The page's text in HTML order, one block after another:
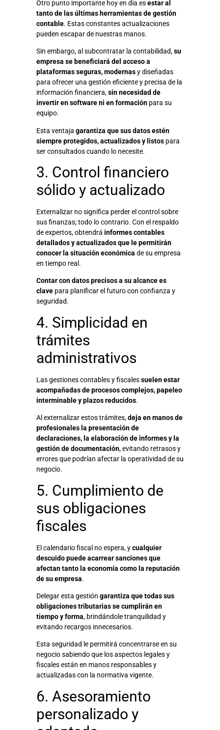
Otro punto importante hoy en dia esestar al
tanto de las últimas herramientas de gestión
contable. Estas constantes actualizaciones
pueden escapar de nuestras manos.
Sin embargo, al subcontratar la contabilidad,su
empresa se beneficiará del acceso a
plataformas seguras, modernasy diseñadas
para ofrecer una gestión eficiente y precisa de la
información financiera,sin necesidad de
invertir en software ni en formación para su
equipo.
Esta ventaja garantiza que sus datos estén
siempre protegidos, actualizados y listos para
ser consultados cuando lo necesite.
3. Control financiero
sólido y actualizado
Externalizar no significa perder el control sobre
sus finanzas; todo lo contrario. Con el respaldo
de expertos, obtendrá informes contables
detallados y actualizadosque le permitirán
conocer la situación económica de su empresa
en tiempo real.
Contar con datos precisos a su alcance es
clave para planificar el futuro con confianza y
seguridad.
4. Simplicidad en
trámites
administrativos
Las gestiones contables y fiscalessuelen estar
acompañadas de procesos complejos, papeleo
interminable y plazos reducidos.
Al externalizar estos trámites,deja en manos de
profesionales la presentación de
declaraciones, la elaboración de informes y la
gestión de documentación, evitando retrasos y
errores que podrían afectar la operatividad de su
negocio.
5. Cumplimiento de
sus obligaciones
fiscales
El calendario fiscal no espera, ycualquier
descuido puede acarrear sanciones que
afectan tanto la economía como la reputación
de su empresa.
Delegar esta gestión garantiza que todas sus
obligaciones tributarias se cumplirán en
tiempo y forma, brindándole tranquilidad y
evitando recargos innecesarios.
Esta seguridad le permitirá concentrarse en su
negocio sabiendo que los aspectos legales y
fiscales están en manos responsables y
actualizadas con la normativa vigente.
6. Asesoramiento
personalizado y